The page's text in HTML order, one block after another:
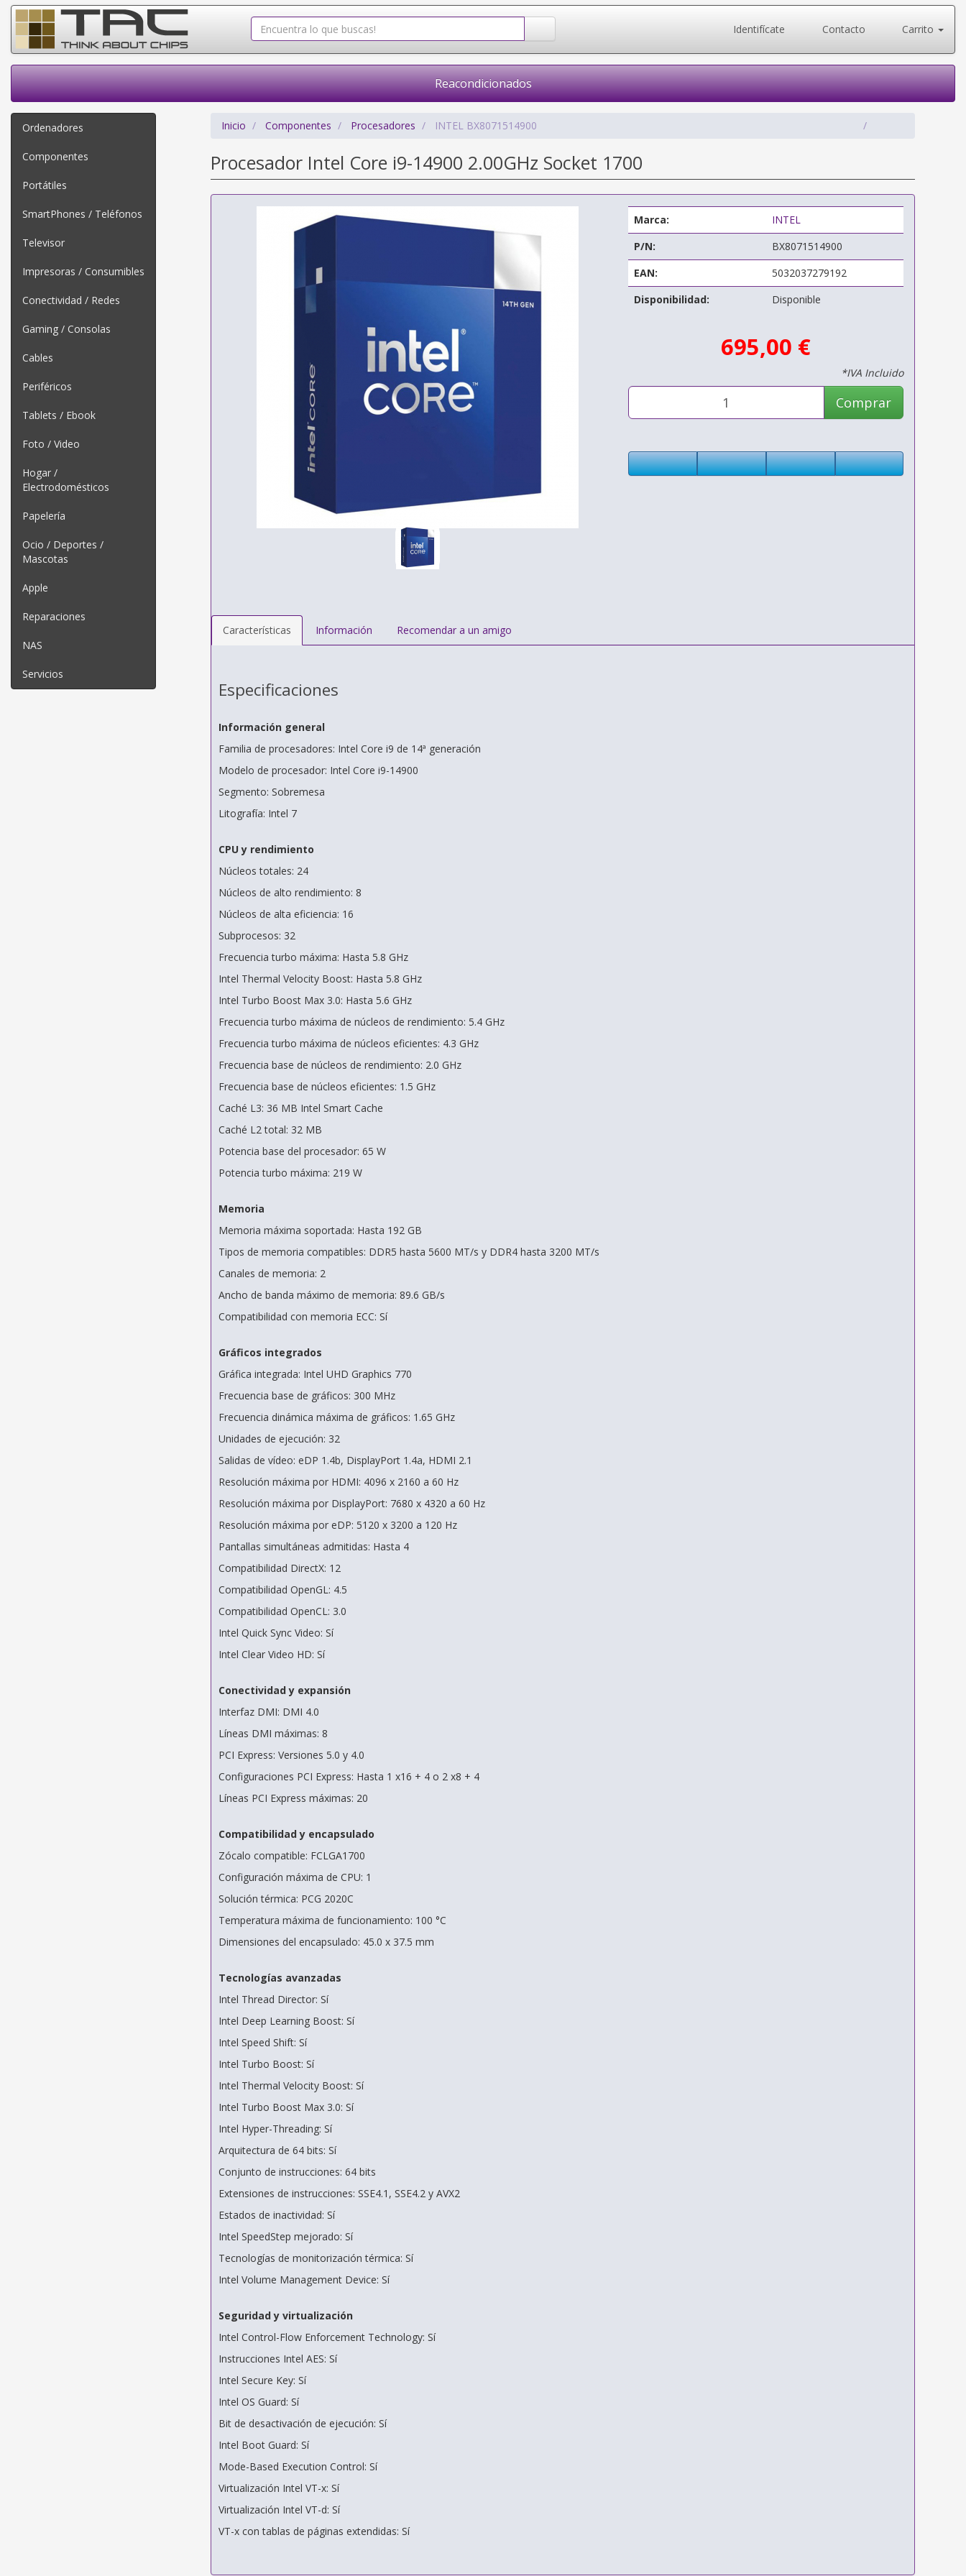
Identifícate Contacto Carrito
Reacondicionados
Ordenadores
Componentes
Portátiles
SmartPhones / Teléfonos
Televisor
Impresoras / Consumibles
Conectividad / Redes
Gaming / Consolas
Cables
Periféricos
Tablets / Ebook
Foto / Video
Hogar /
Electrodomésticos
Papelería
Ocio / Deportes /
Mascotas
Apple
Reparaciones
NAS
Servicios
Inicio Componentes Procesadores INTEL BX8071514900
Procesador Intel Core i9-14900 2.00GHz Socket 1700
Marca:
INTEL
P/N:
BX8071514900
EAN:
5032037279192
Disponibilidad:
Disponible
695,00 €
*IVA Incluido
Comprar
Características Información Recomendar a un amigo
Especificaciones
Información general
Familia de procesadores: Intel Core i9 de 14ª generación
Modelo de procesador: Intel Core i9-14900
Segmento: Sobremesa
Litografía: Intel 7
CPU y rendimiento
Núcleos totales: 24
Núcleos de alto rendimiento: 8
Núcleos de alta eficiencia: 16
Subprocesos: 32
Frecuencia turbo máxima: Hasta 5.8 GHz
Intel Thermal Velocity Boost: Hasta 5.8 GHz
Intel Turbo Boost Max 3.0: Hasta 5.6 GHz
Frecuencia turbo máxima de núcleos de rendimiento: 5.4 GHz
Frecuencia turbo máxima de núcleos eficientes: 4.3 GHz
Frecuencia base de núcleos de rendimiento: 2.0 GHz
Frecuencia base de núcleos eficientes: 1.5 GHz
Caché L3: 36 MB Intel Smart Cache
Caché L2 total: 32 MB
Potencia base del procesador: 65 W
Potencia turbo máxima: 219 W
Memoria
Memoria máxima soportada: Hasta 192 GB
Tipos de memoria compatibles: DDR5 hasta 5600 MT/s y DDR4 hasta 3200 MT/s
Canales de memoria: 2
Ancho de banda máximo de memoria: 89.6 GB/s
Compatibilidad con memoria ECC: Sí
Gráficos integrados
Gráfica integrada: Intel UHD Graphics 770
Frecuencia base de gráficos: 300 MHz
Frecuencia dinámica máxima de gráficos: 1.65 GHz
Unidades de ejecución: 32
Salidas de vídeo: eDP 1.4b, DisplayPort 1.4a, HDMI 2.1
Resolución máxima por HDMI: 4096 x 2160 a 60 Hz
Resolución máxima por DisplayPort: 7680 x 4320 a 60 Hz
Resolución máxima por eDP: 5120 x 3200 a 120 Hz
Pantallas simultáneas admitidas: Hasta 4
Compatibilidad DirectX: 12
Compatibilidad OpenGL: 4.5
Compatibilidad OpenCL: 3.0
Intel Quick Sync Video: Sí
Intel Clear Video HD: Sí
Conectividad y expansión
Interfaz DMI: DMI 4.0
Líneas DMI máximas: 8
PCI Express: Versiones 5.0 y 4.0
Configuraciones PCI Express: Hasta 1 x16 + 4 o 2 x8 + 4
Líneas PCI Express máximas: 20
Compatibilidad y encapsulado
Zócalo compatible: FCLGA1700
Configuración máxima de CPU: 1
Solución térmica: PCG 2020C
Temperatura máxima de funcionamiento: 100 °C
Dimensiones del encapsulado: 45.0 x 37.5 mm
Tecnologías avanzadas
Intel Thread Director: Sí
Intel Deep Learning Boost: Sí
Intel Speed Shift: Sí
Intel Turbo Boost: Sí
Intel Thermal Velocity Boost: Sí
Intel Turbo Boost Max 3.0: Sí
Intel Hyper-Threading: Sí
Arquitectura de 64 bits: Sí
Conjunto de instrucciones: 64 bits
Extensiones de instrucciones: SSE4.1, SSE4.2 y AVX2
Estados de inactividad: Sí
Intel SpeedStep mejorado: Sí
Tecnologías de monitorización térmica: Sí
Intel Volume Management Device: Sí
Seguridad y virtualización
Intel Control-Flow Enforcement Technology: Sí
Instrucciones Intel AES: Sí
Intel Secure Key: Sí
Intel OS Guard: Sí
Bit de desactivación de ejecución: Sí
Intel Boot Guard: Sí
Mode-Based Execution Control: Sí
Virtualización Intel VT-x: Sí
Virtualización Intel VT-d: Sí
VT-x con tablas de páginas extendidas: Sí